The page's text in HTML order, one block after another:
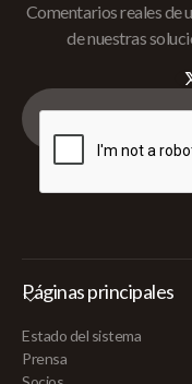
Comentarios reales de
de nuestras
Páginas principales
Estado del sistema
Prensa